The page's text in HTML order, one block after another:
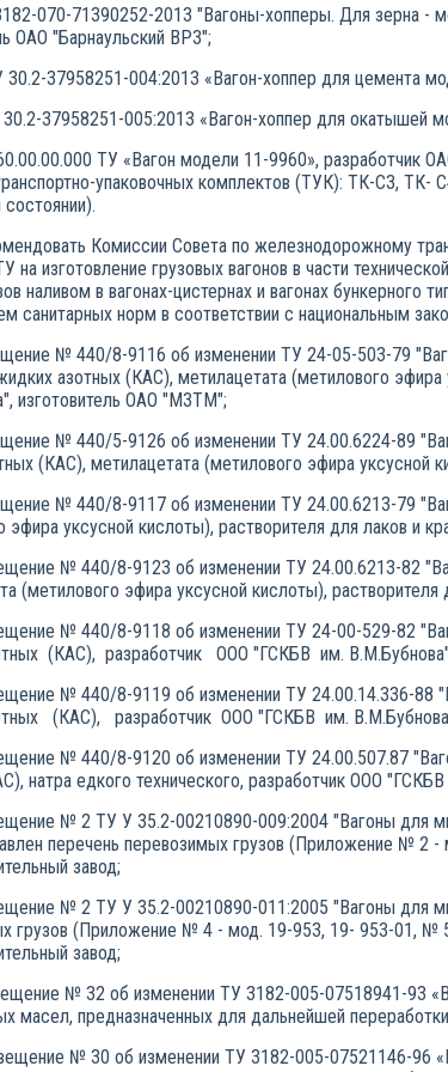
070-71390252-2013 "Вагоны-хопперы. Для зерна -
ОАО "Барнаульский ВРЗ";
37958251-004:2013 «Вагон-хоппер для цемента
37958251-005:2013 «Вагон-хоппер для окатышей
ТУ «Вагон модели 11-9960», разработчик
упаковочных комплектов (ТУК): ТК-СЗ,
Комиссии Совета по железнодорожному
на изготовление грузовых вагонов в части
наливом в вагонах-цистернах и вагонах
санитарных норм в соответствии с национальным
№ 440/8-9116 об изменении ТУ 24-05-503-79
азотных (КАС), метилацетата (метилового
изготовитель ОАО "МЗТМ";
№ 440/5-9126 об изменении ТУ 24.00.6224-89
(КАС), метилацетата (метилового эфира
№ 440/8-9117 об изменении ТУ 24.00.6213-79
эфира уксусной кислоты), растворителя для лаков и
№ 440/8-9123 об изменении ТУ 24.00.6213-82
(метилового эфира уксусной кислоты),
№ 440/8-9118 об изменении ТУ 24-00-529-82
(КАС), разработчик ООО "ГСКБВ им.
№ 440/8-9119 об изменении ТУ 24.00.14.336-88
(КАС), разработчик ООО "ГСКБВ им.
№ 440/8-9120 об изменении ТУ 24.00.507.87
натра едкого технического, разработчик ООО
№ 2 ТУ У 35.2-00210890-009:2004 "Вагоны для
перечень перевозимых грузов (Приложение № 2
завод;
№ 2 ТУ У 35.2-00210890-011:2005 "Вагоны для
грузов (Приложение № 4 - мод. 19-953, 19- 953-01, №
завод;
№ 32 об изменении ТУ 3182-005-07518941-93
масел, предназначенных для дальнейшей
№ 30 об изменении ТУ 3182-005-07521146-96